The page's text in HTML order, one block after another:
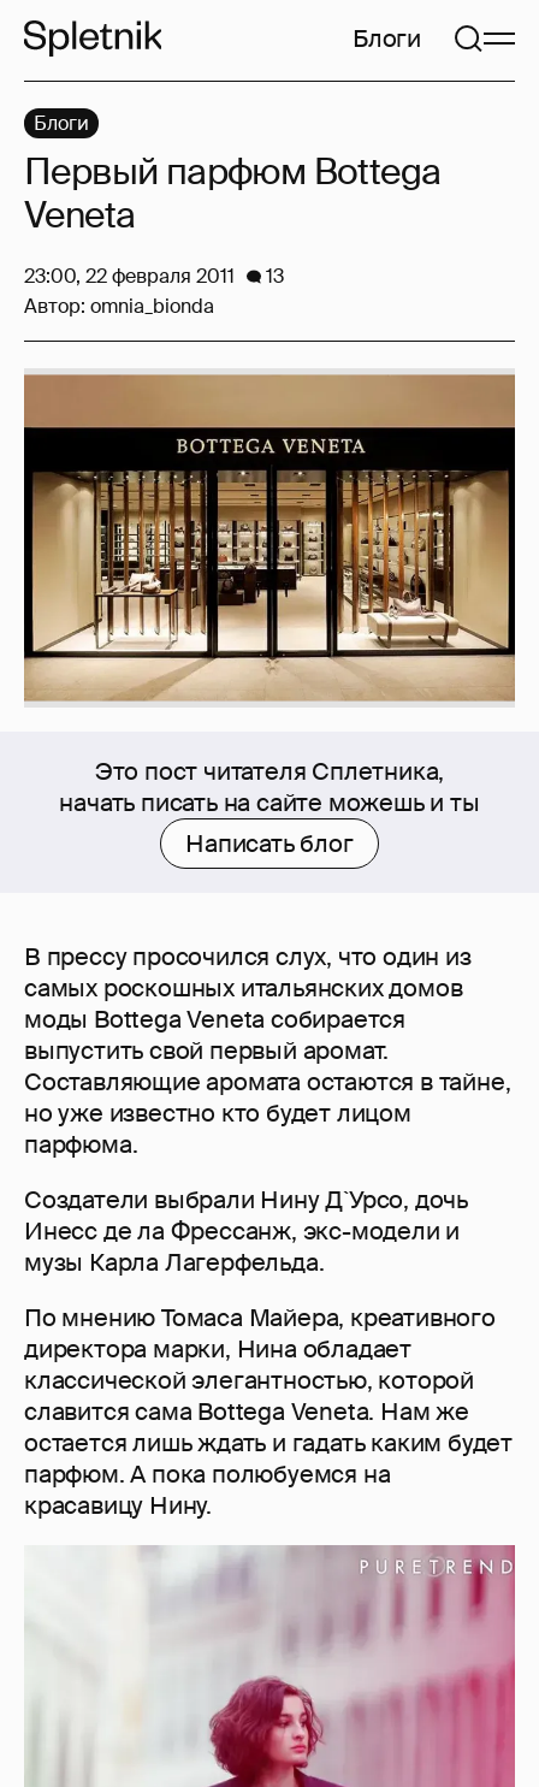
Блоги
Это пост читателя Сплетника,
начать писать на сайте можешь и ты
Написать блог
В прессу просочился слух, что один из
самых роскошных итальянских домов
моды Bottega Veneta собирается
выпустить свой первый аромат.
Составляющие аромата остаются в тайне,
но уже известно кто будет лицом
парфюма.
Создатели выбрали Нину Д`Урсо, дочь
Инесс де ла Фрессанж, экс-модели и
музы Карла Лагерфельда.
По мнению Томаса Майера, креативного
директора марки, Нина обладает
классической элегантностью, которой
славится сама Bottega Veneta. Нам же
остается лишь ждать и гадать каким будет
парфюм. А пока полюбуемся на
красавицу Нину.
Блоги
Первый парфюм Bottega
Veneta
23:00, 22 февраля 2011
13
Автор: omnia_bionda